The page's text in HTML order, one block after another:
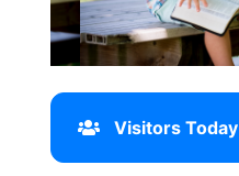
Visitors Today